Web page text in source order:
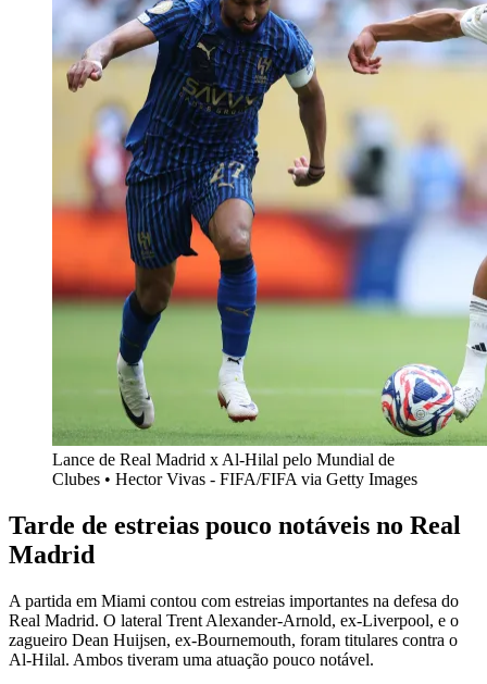
Lance de Real Madrid x Al-Hilal pelo Mundial de
Clubes • Hector Vivas - FIFA/FIFA via Getty Images
Tarde de estreias pouco notáveis no Real
Madrid
A partida em Miami contou com estreias importantes na defesa do
Real Madrid. O lateral Trent Alexander-Arnold, ex-Liverpool, e o
zagueiro Dean Huijsen, ex-Bournemouth, foram titulares contra o
Al-Hilal. Ambos tiveram uma atuação pouco notável.